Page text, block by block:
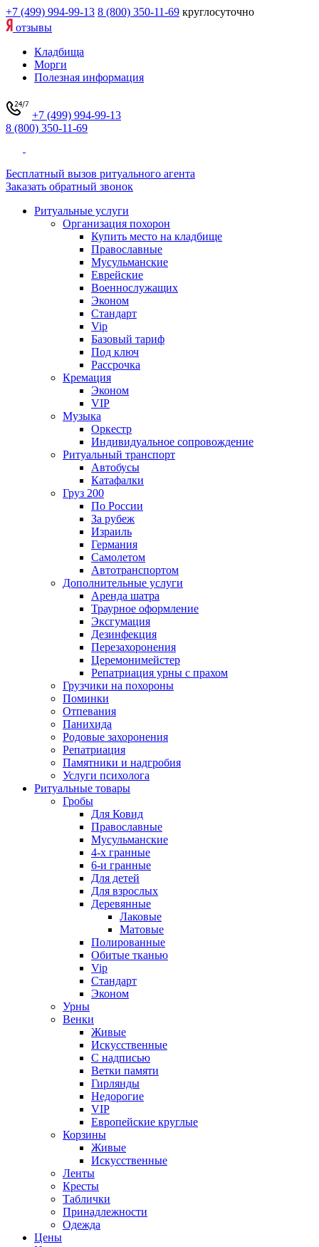
+7 (499) 994-99-13 8 (800) 350-11-69 круглосуточно
отзывы
Кладбища
Морги
Полезная информация
+7 (499) 994-99-13
8 (800) 350-11-69
Бесплатный вызов ритуального агента
Заказать обратный звонок
Ритуальные услуги
Организация похорон
Купить место на кладбище
Православные
Мусульманские
Еврейские
Военнослужащих
Эконом
Стандарт
Vip
Базовый тариф
Под ключ
Рассрочка
Кремация
Эконом
VIP
Музыка
Оркестр
Индивидуальное сопровождение
Ритуальный транспорт
Автобусы
Катафалки
Груз 200
По России
За рубеж
Израиль
Германия
Самолетом
Автотранспортом
Дополнительные услуги
Аренда шатра
Траурное оформление
Эксгумация
Дезинфекция
Перезахоронения
Церемонимейстер
Репатриация урны с прахом
Грузчики на похороны
Поминки
Отпевания
Панихида
Родовые захоронения
Репатриация
Памятники и надгробия
Услуги психолога
Ритуальные товары
Гробы
Для Ковид
Православные
Мусульманские
4-х гранные
6-и гранные
Для детей
Для взрослых
Деревянные
Лаковые
Матовые
Полированные
Обитые тканью
Vip
Стандарт
Эконом
Урны
Венки
Живые
Искусственные
С надписью
Ветки памяти
Гирлянды
Недорогие
VIP
Европейские круглые
Корзины
Живые
Искусственные
Ленты
Кресты
Таблички
Принадлежности
Одежда
Цены